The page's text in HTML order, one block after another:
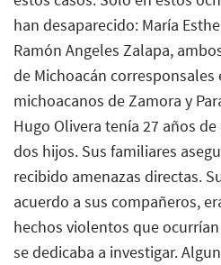
han desaparecido: María
Ramón Angeles Zalapa,
de Michoacán
michoacanos de Zamora y
Hugo Olivera tenía 27 años
dos hijos. Sus familiares
recibido amenazas directas.
acuerdo a sus compañeros,
hechos violentos que
se dedicaba a investigar.